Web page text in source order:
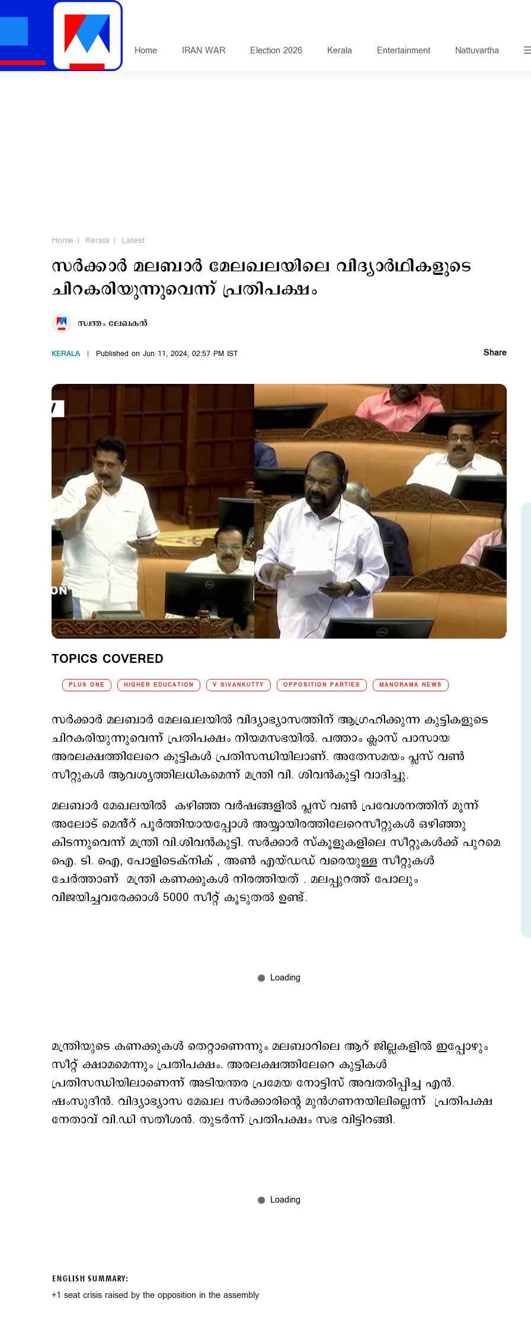
Home IRAN WAR Election 2026 Kerala Entertainment Nattuvartha
Home Kerala Latest
സർക്കാർ മലബാർ മേലഖലയിലെ വിദ്യാര്‍ഥികളുടെ
ചിറകരിയുന്നുവെന്ന് പ്രതിപക്ഷം
സ്വന്തം ലേഖകൻ
KERALA Published on Jun 11, 2024, 02:57 PM IST Share
TOPICS COVERED
PLUS ONE HIGHER EDUCATION V SIVANKUTTY OPPOSITION PARTIES MANORAMA NEWS
സർക്കാർ മലബാർ മേലഖലയിൽ വിദ്യാഭ്യാസത്തിന് ആഗ്രഹിക്കുന്ന കുട്ടികളുടെ
ചിറകരിയുന്നുവെന്ന് പ്രതിപക്ഷം നിയമസഭയിൽ. പത്താം ക്ലാസ് പാസായ
അരലക്ഷത്തിലേറെ കുട്ടികൾ പ്രതിസന്ധിയിലാണ്. അതേസമയം പ്ലസ് വൺ
സീറ്റുകൾ ആവശ്യത്തിലധികമെന്ന് മന്ത്രി വി. ശിവൻകുട്ടി വാദിച്ചു.
മലബാർ മേഖലയിൽ കഴിഞ്ഞ വർഷങ്ങളിൽ പ്ലസ് വൺ പ്രവേശനത്തിന് മൂന്ന്
അലോട് മെൻ്റ് പൂർത്തിയായപ്പോൾ അയ്യായിരത്തിലേറെസീറ്റുകൾ ഒഴിഞ്ഞു
കിടന്നുവെന്ന് മന്ത്രി വി.ശിവൻകുട്ടി. സർക്കാർ സ്കൂളുകളിലെ സീറ്റുകൾക്ക് പുറമെ
ഐ. ടി. ഐ, പോളിടെക്നിക് , അൺ എയ്ഡഡ് വരെയുള്ള സീറ്റുകൾ
ചേർത്താണ് മന്ത്രി കണക്കുകൾ നിരത്തിയത് . മലപ്പുറത്ത് പോലും
വിജയിച്ചവരേക്കാൾ 5000 സീറ്റ് കൂടുതൽ ഉണ്ട്.
മന്ത്രിയുടെ കണക്കുകൾ തെറ്റാണെന്നും മലബാറിലെ ആറ് ജില്ലകളിൽ ഇപ്പോഴും
സീറ്റ് ക്ഷാമമെന്നും പ്രതിപക്ഷം. അരലക്ഷത്തിലേറെ കുട്ടികൾ
പ്രതിസന്ധിയിലാണെന്ന് അടിയന്തര പ്രമേയ നോട്ടിസ് അവതരിപ്പിച്ച എൻ.
ഷംസുദീൻ. വിദ്യാഭ്യാസ മേഖല സർക്കാരിന്‍റെ മുൻഗണനയിലില്ലെന്ന് പ്രതിപക്ഷ
നേതാവ് വി.ഡി സതീശൻ. തുടർന്ന് പ്രതിപക്ഷം സഭ വിട്ടിറങ്ങി.
ENGLISH SUMMARY:
+1 seat crisis raised by the opposition in the assembly